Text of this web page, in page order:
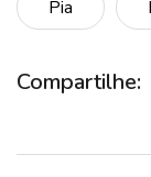
Pia
Compartilhe: